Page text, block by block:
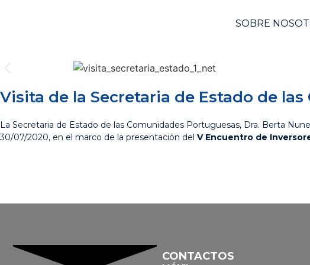
SOBRE
Visita de la Secretaria de Estado de
La Secretaria de Estado de las Comunidades Portuguesas, Dra. Berta
30/07/2020, en el marco de la presentación del V Encuentro de
CONTACTOS